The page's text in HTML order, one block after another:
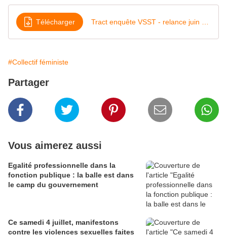
Télécharger
#Collectif féministe
Partager
Vous aimerez aussi
Egalité professionnelle dans la
fonction publique : la balle est dans
le camp du gouvernement
Ce samedi 4 juillet, manifestons
contre les violences sexuelles faites